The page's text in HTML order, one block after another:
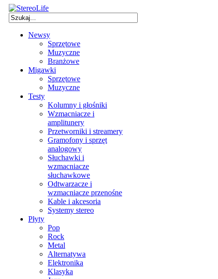
Newsy
Sprzętowe
Muzyczne
Branżowe
Migawki
Sprzętowe
Muzyczne
Testy
Kolumny i głośniki
Wzmacniacze i
amplitunery
Przetworniki i streamery
Gramofony i sprzęt
analogowy
Słuchawki i
wzmacniacze
słuchawkowe
Odtwarzacze i
wzmacniacze przenośne
Kable i akcesoria
Systemy stereo
Płyty
Pop
Rock
Metal
Alternatywa
Elektronika
Klasyka